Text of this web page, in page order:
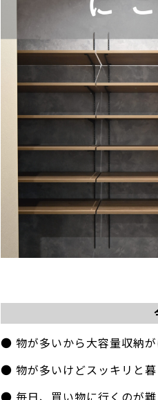
● 物が多いから大容量収納が
● 物が多いけどスッキリと暮
● 毎日、買い物に行くのが難